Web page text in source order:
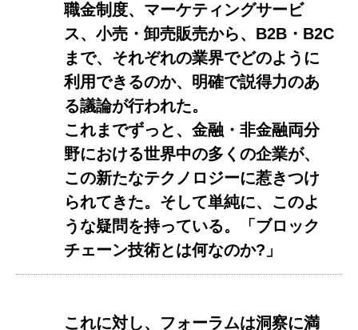
職金制度、マーケティングサービ
ス、小売・卸売販売から、B2B・B2C
まで、それぞれの業界でどのように
利用できるのか、明確で説得力のあ
る議論が行われた。
これまでずっと、金融・非金融両分
野における世界中の多くの企業が、
この新たなテクノロジーに惹きつけ
られてきた。そして単純に、このよ
うな疑問を持っている。「ブロック
チェーン技術とは何なのか?」
これに対し、フォーラムは洞察に満